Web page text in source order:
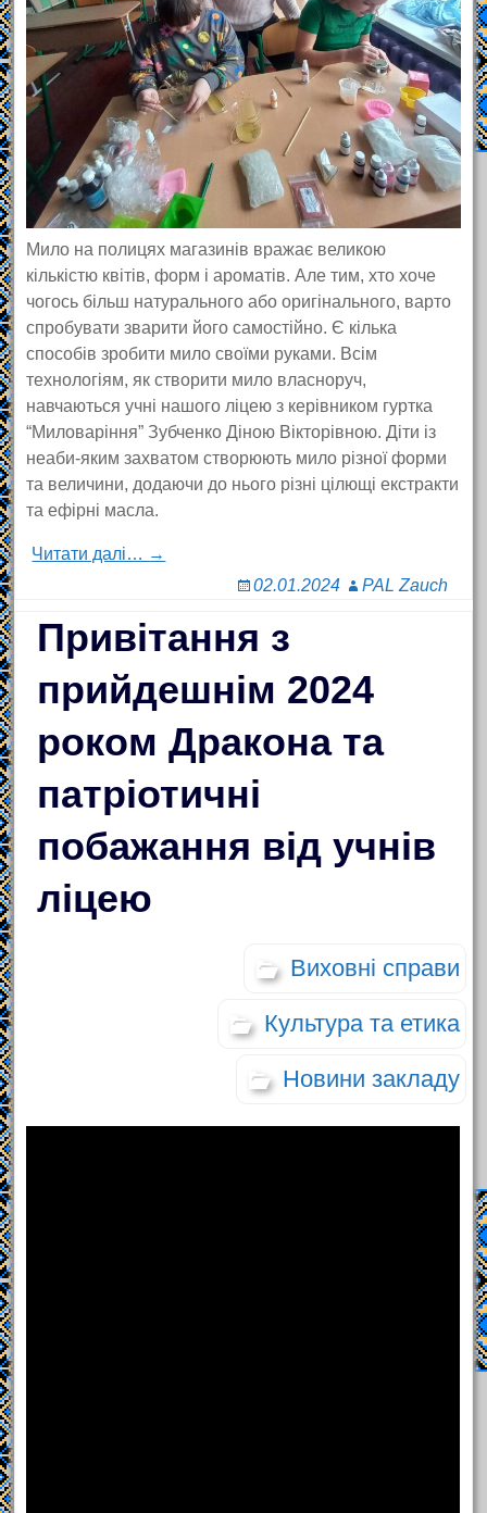
Мило на полицях магазинів вражає великою
кількістю квітів, форм і ароматів. Але тим, хто хоче
чогось більш натурального або оригінального, варто
спробувати зварити його самостійно. Є кілька
способів зробити мило своїми руками. Всім
технологіям, як створити мило власноруч,
навчаються учні нашого ліцею з керівником гуртка
“Миловаріння” Зубченко Діною Вікторівною. Діти із
неаби-яким захватом створюють мило різної форми
та величини, додаючи до нього різні цілющі екстракти
та ефірні масла.
Читати далі… →
02.01.2024
PAL Zauch
Привітання з
прийдешнім 2024
роком Дракона та
патріотичні
побажання від учнів
ліцею
Виховні справи
Культура та етика
Новини закладу